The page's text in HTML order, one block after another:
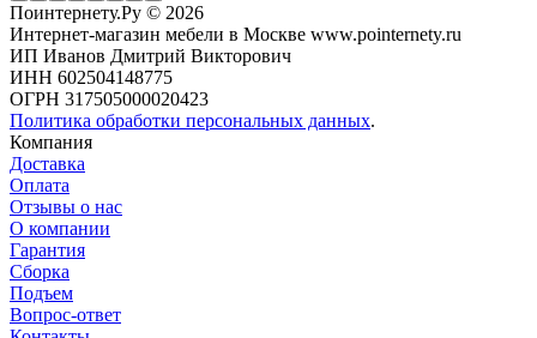
Поинтернету.Ру © 2026
Интернет-магазин мебели в Москве www.pointernety.ru
ИП Иванов Дмитрий Викторович
ИНН 602504148775
ОГРН 317505000020423
Политика обработки персональных данных.
Компания
Доставка
Оплата
Отзывы о нас
О компании
Гарантия
Сборка
Подъем
Вопрос-ответ